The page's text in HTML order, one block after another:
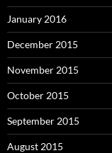
January 2016
December 2015
November 2015
October 2015
September 2015
August 2015